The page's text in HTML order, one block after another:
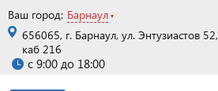
Ваш город: Барнаул
656065, г. Барнаул, ул. Энтузиастов
каб 216
с 9:00 до 18:00